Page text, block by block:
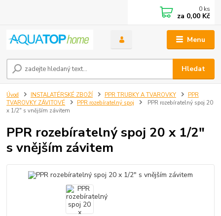
Menu
Hledat
0 ks
za 0,00 Kč
Úvod INSTALATÉRSKÉ ZBOŽÍ PPR TRUBKY A TVAROVKY
PPR
TVAROVKY ZÁVITOVÉ
PPR rozebíratelný spoj
PPR rozebíratelný spoj 20
x 1/2" s vnějším závitem
PPR rozebíratelný spoj 20 x 1/2"
s vnějším závitem